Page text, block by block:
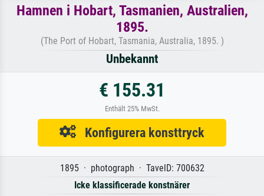
Hamnen i Hobart, Tasmanien, Australien,
1895.
(The Port of Hobart, Tasmania, Australia, 1895. )
Unbekannt
€ 155.31
Enthält 25% MwSt.
Konfigurera konsttryck
1895 · photograph · TavelD: 700632
Icke klassificerade konstnärer